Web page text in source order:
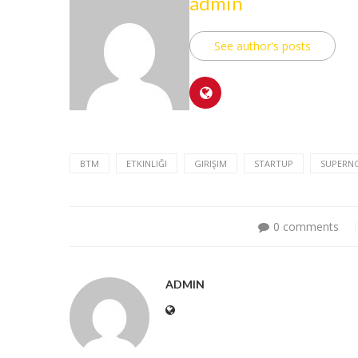
See author's posts
BTM ETKINLIĞI GIRIŞIM STARTUP
0 comments
ADMIN